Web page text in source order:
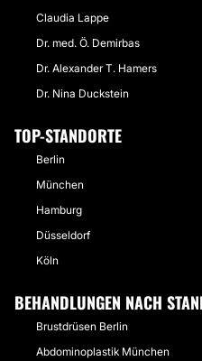
Claudia Lappe
Dr. med. Ö. Demirbas
Dr. Alexander T. Hamers
Dr. Nina Duckstein
TOP-STANDORTE
Berlin
München
Hamburg
Düsseldorf
Köln
BEHANDLUNGEN NACH
Brustdrüsen Berlin
Abdominoplastik München